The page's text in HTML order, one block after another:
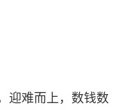
迎难而上，数钱数